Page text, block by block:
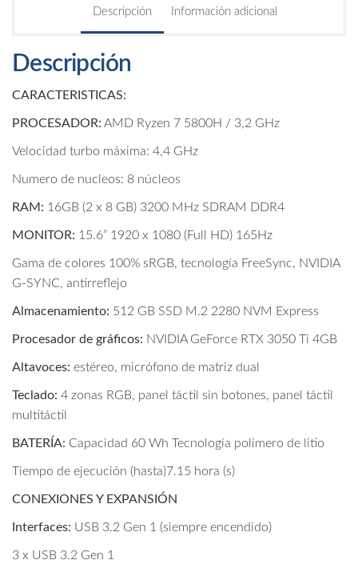
Descripción Información adicional
Descripción
CARACTERISTICAS:
PROCESADOR: AMD Ryzen 7 5800H / 3,2 GHz
Velocidad turbo máxima: 4,4 GHz
Numero de nucleos: 8 núcleos
RAM: 16GB (2 x 8 GB) 3200 MHz SDRAM DDR4
MONITOR: 15.6” 1920 x 1080 (Full HD) 165Hz
Gama de colores 100% sRGB, tecnología FreeSync, NVIDIA
G-SYNC, antirreflejo
Almacenamiento: 512 GB SSD M.2 2280 NVM Express
Procesador de gráficos: NVIDIA GeForce RTX 3050 Ti 4GB
Altavoces: estéreo, micrófono de matriz dual
Teclado: 4 zonas RGB, panel táctil sin botones, panel táctil
multitáctil
BATERÍA: Capacidad 60 Wh Tecnología polímero de litio
Tiempo de ejecución (hasta)7.15 hora (s)
CONEXIONES Y EXPANSIÓN
Interfaces: USB 3.2 Gen 1 (siempre encendido)
3 x USB 3.2 Gen 1